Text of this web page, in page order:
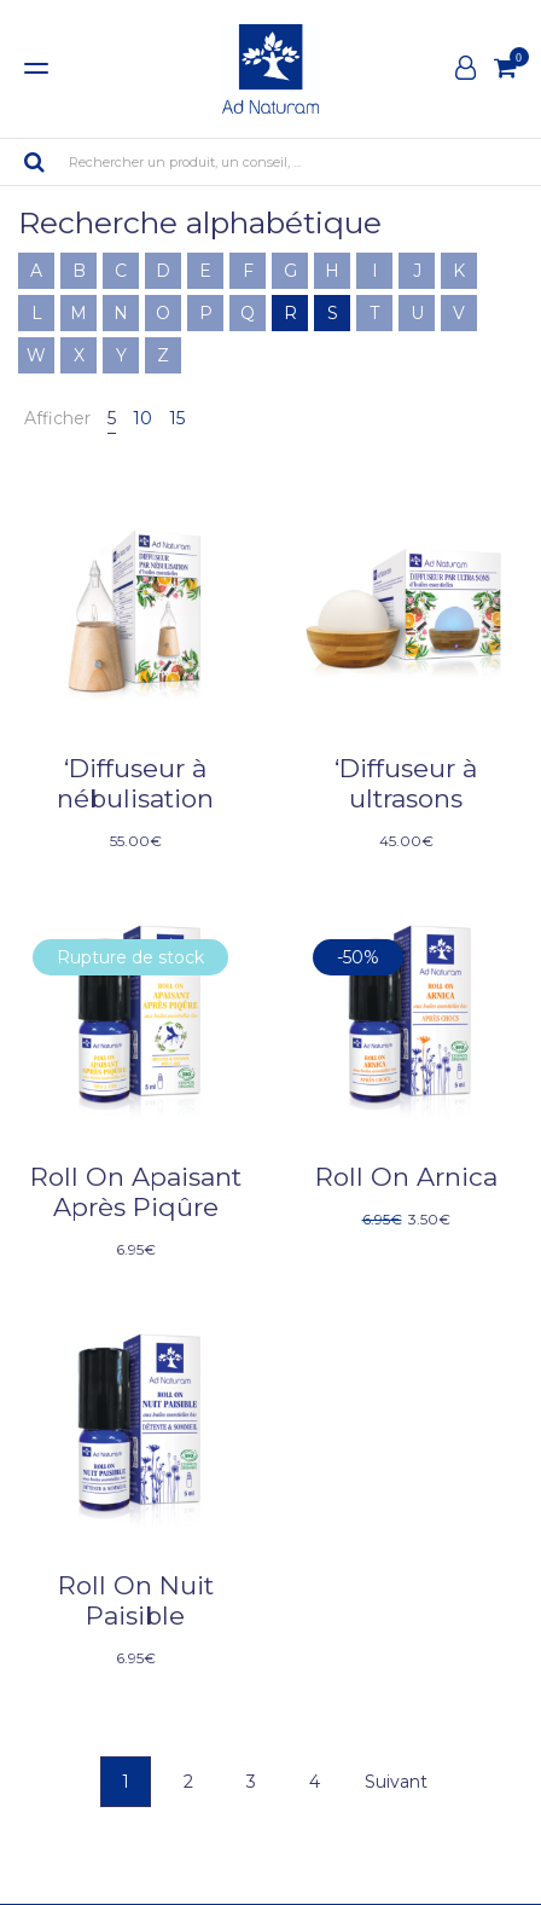
0
Rechercher un produit, un conseil, ...
Recherche alphabétique
A B C D E F G H I J
K
L
M N O P Q R S T U
V
W
X Y Z
Afficher 5 10 15
‘Diffuseur à
nébulisation
55.00€
‘Diffuseur à
ultrasons
45.00€
Rupture de stock
Roll On Apaisant
Après Piqûre
6.95€
-50%
Roll On Arnica
6.95€ 3.50€
Roll On Nuit
Paisible
6.95€
1 2 3 4 Suivant